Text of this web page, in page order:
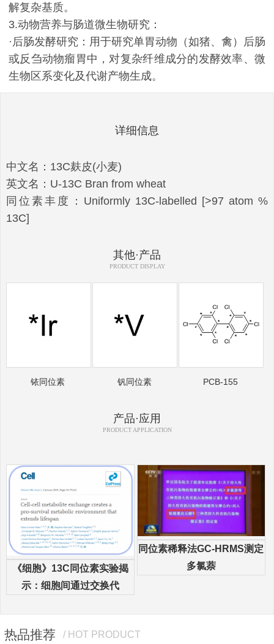
解复杂基质。
3.动物营养与肠道微生物研究：
·后肠发酵研究：用于研究单胃动物（如猪、禽）后肠
或反刍动物瘤胃中，对复杂纤维成分的发酵效率、微
生物区系变化及代谢产物生成。
详细信息
中文名：13C麸皮(小麦)
英文名：U-13C Bran from wheat
同位素丰度：Uniformly 13C-labelled [>97 atom %
13C]
其他·产品
PRODUCT DISPLAY
铱同位素 钒同位素 PCB-155
产品·应用
PRODUCT APPLICATION
《细胞》13C同位素实验揭
示：细胞间通过交换代
同位素稀释法GC-HRMS测定
多氯萘
热品推荐 / HOT PRODUCT